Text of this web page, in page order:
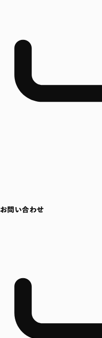
お問い合わせ